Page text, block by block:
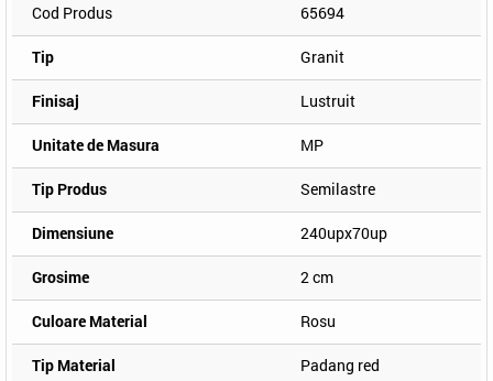
Cod Produs 65694
Tip Granit
Finisaj Lustruit
Unitate de Masura MP
Tip Produs Semilastre
Dimensiune 240upx70up
Grosime 2 cm
Culoare Material Rosu
Tip Material Padang red